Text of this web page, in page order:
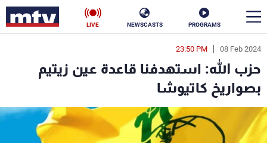
PROGRAMS
NEWSCASTS
LIVE
08 Feb 2024
23:50 PM
حزب الله: استهدفنا قاعدة عين زيتيم
بصواريخ كاتيوشا
en
الأخبار
سياسة ناس
إقتصاد فن